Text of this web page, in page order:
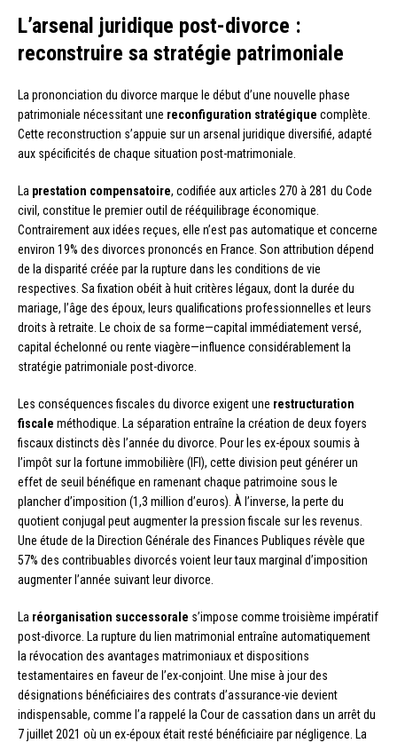
L’arsenal juridique post-divorce :
reconstruire sa stratégie patrimoniale
La prononciation du divorce marque le début d’une nouvelle phase
patrimoniale nécessitant une reconfiguration stratégique complète.
Cette reconstruction s’appuie sur un arsenal juridique diversifié, adapté
aux spécificités de chaque situation post-matrimoniale.
La prestation compensatoire, codifiée aux articles 270 à 281 du Code
civil, constitue le premier outil de rééquilibrage économique.
Contrairement aux idées reçues, elle n’est pas automatique et concerne
environ 19% des divorces prononcés en France. Son attribution dépend
de la disparité créée par la rupture dans les conditions de vie
respectives. Sa fixation obéit à huit critères légaux, dont la durée du
mariage, l’âge des époux, leurs qualifications professionnelles et leurs
droits à retraite. Le choix de sa forme—capital immédiatement versé,
capital échelonné ou rente viagère—influence considérablement la
stratégie patrimoniale post-divorce.
Les conséquences fiscales du divorce exigent une restructuration
fiscale méthodique. La séparation entraîne la création de deux foyers
fiscaux distincts dès l’année du divorce. Pour les ex-époux soumis à
l’impôt sur la fortune immobilière (IFI), cette division peut générer un
effet de seuil bénéfique en ramenant chaque patrimoine sous le
plancher d’imposition (1,3 million d’euros). À l’inverse, la perte du
quotient conjugal peut augmenter la pression fiscale sur les revenus.
Une étude de la Direction Générale des Finances Publiques révèle que
57% des contribuables divorcés voient leur taux marginal d’imposition
augmenter l’année suivant leur divorce.
La réorganisation successorale s’impose comme troisième impératif
post-divorce. La rupture du lien matrimonial entraîne automatiquement
la révocation des avantages matrimoniaux et dispositions
testamentaires en faveur de l’ex-conjoint. Une mise à jour des
désignations bénéficiaires des contrats d’assurance-vie devient
indispensable, comme l’a rappelé la Cour de cassation dans un arrêt du
7 juillet 2021 où un ex-époux était resté bénéficiaire par négligence. La